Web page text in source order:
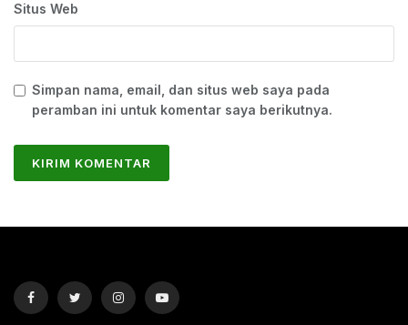
Situs Web
Simpan nama, email, dan situs web saya pada
peramban ini untuk komentar saya berikutnya.